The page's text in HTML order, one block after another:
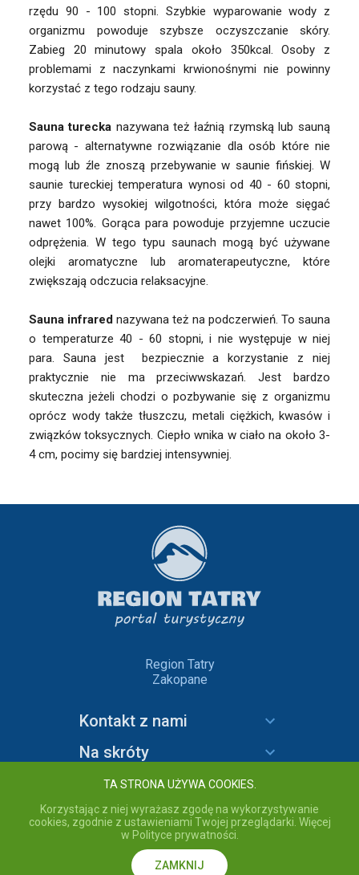
rzędu 90 - 100 stopni. Szybkie wyparowanie wody z
organizmu powoduje szybsze oczyszczanie skóry.
Zabieg 20 minutowy spala około 350kcal. Osoby z
problemami z naczynkami krwionośnymi nie powinny
korzystać z tego rodzaju sauny.
Sauna turecka nazywana też łaźnią rzymską lub sauną
parową - alternatywne rozwiązanie dla osób które nie
mogą lub źle znoszą przebywanie w saunie fińskiej. W
saunie tureckiej temperatura wynosi od 40 - 60 stopni,
przy bardzo wysokiej wilgotności, która może sięgać
nawet 100%. Gorąca para powoduje przyjemne uczucie
odprężenia. W tego typu saunach mogą być używane
olejki aromatyczne lub aromaterapeutyczne, które
zwiększają odczucia relaksacyjne.
Sauna infrared nazywana też na podczerwień. To sauna
o temperaturze 40 - 60 stopni, i nie występuje w niej
para. Sauna jest bezpiecznie a korzystanie z niej
praktycznie nie ma przeciwwskazań. Jest bardzo
skuteczna jeżeli chodzi o pozbywanie się z organizmu
oprócz wody także tłuszczu, metali ciężkich, kwasów i
związków toksycznych. Ciepło wnika w ciało na około 3-
4 cm, pocimy się bardziej intensywniej.
Region Tatry
Zakopane
Kontakt z nami
Na skróty
Informacje
copyright © 2020 Region Tatry - wszelkie prawa zastrzeżone.
Przebywając na stronie akceptujesz Politykę prywatności
Region Tatry
TA STRONA UŻYWA COOKIES.
Korzystając z niej wyrażasz zgodę na wykorzystywanie
cookies, zgodnie z ustawieniami Twojej przeglądarki. Więcej
w Polityce prywatności.